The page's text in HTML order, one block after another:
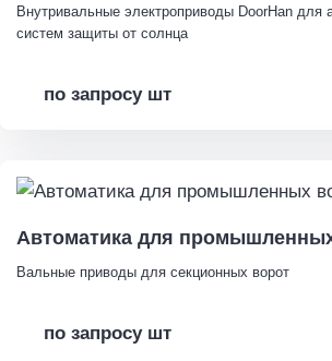
Внутривальные электроприводы DoorHan для
систем защиты от солнца
по запросу шт
Автоматика для
Вальные приводы для секционных ворот
по запросу шт